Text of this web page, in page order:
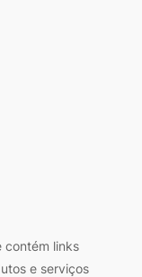
contém links
e serviços